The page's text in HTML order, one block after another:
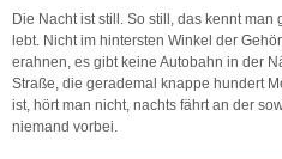
Die Nacht ist still. So still, das kennt
lebt. Nicht im hintersten Winkel der
erahnen, es gibt keine Autobahn in der
Straße, die gerademal knappe hundert
ist, hört man nicht, nachts fährt an der
niemand vorbei.